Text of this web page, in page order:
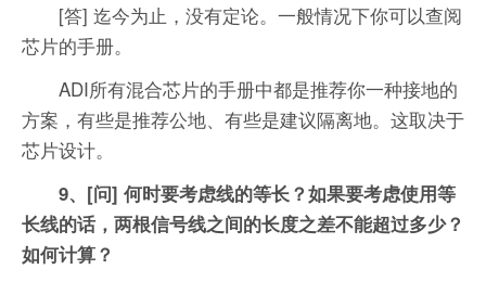
[答] 迄今为止，没有定论。一般情况下你可以查阅
芯片的手册。
ADI所有混合芯片的手册中都是推荐你一种接地的
方案，有些是推荐公地、有些是建议隔离地。这取决于
芯片设计。
9、[问] 何时要考虑线的等长？如果要考虑使用等
长线的话，两根信号线之间的长度之差不能超过多少？
如何计算？